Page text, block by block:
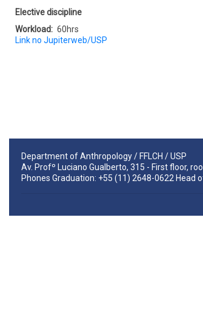
Obligatoriness
Elective discipline
Workload
60hrs
Link no Jupiterweb/USP
Department of Anthropology / FFLCH / USP
Av. Profº Luciano Gualberto, 315 - First floor,
Phones Graduation: +55 (11) 2648-0622 Head